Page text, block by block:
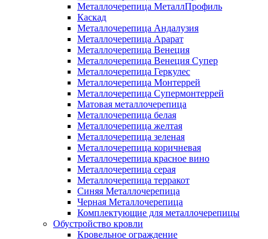
Металлочерепица МеталлПрофиль
Каскад
Металлочерепица Андалузия
Металлочерепица Арарат
Металлочерепица Венеция
Металлочерепица Венеция Супер
Металлочерепица Геркулес
Металлочерепица Монтеррей
Металлочерепица Супермонтеррей
Матовая металлочерепица
Металлочерепица белая
Металлочерепица желтая
Металлочерепица зеленая
Металлочерепица коричневая
Металлочерепица красное вино
Металлочерепица серая
Металлочерепица терракот
Синяя Металлочерепица
Черная Металлочерепица
Комплектующие для металлочерепицы
Обустройство кровли
Кровельное ограждение